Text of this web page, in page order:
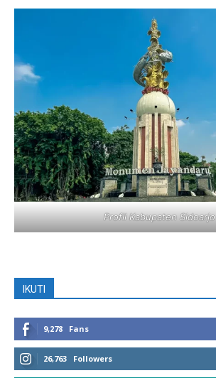
Profil Kabupaten Sidoarjo
IKUTI
9,278 Fans
26,763 Followers